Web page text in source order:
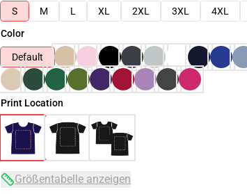
S
M L XL 2XL 3XL 4XL
Color
Default
Print Location
Größentabelle anzeigen